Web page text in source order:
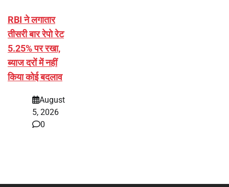
RBI ने लगातार
तीसरी बार रेपो रेट
5.25% पर रखा,
ब्याज दरों में नहीं
किया कोई बदलाव
August
5, 2026
0